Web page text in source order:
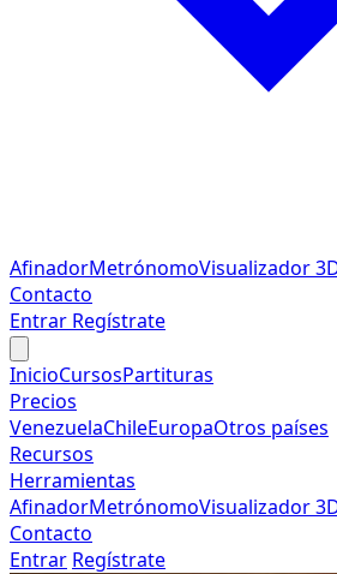
AfinadorMetrónomoVisualizador
Contacto
Entrar Regístrate
InicioCursosPartituras
Precios
VenezuelaChileEuropaOtros países
Recursos
Herramientas
AfinadorMetrónomoVisualizador
Contacto
Entrar Regístrate